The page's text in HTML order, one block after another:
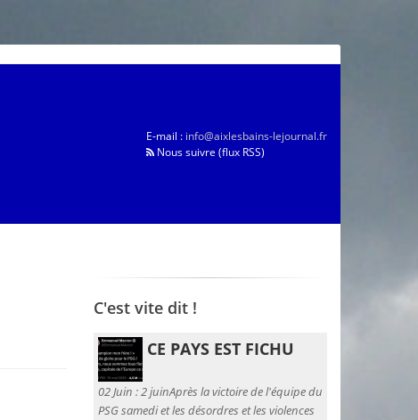
E-mail : info@aixlesbains-lejournal.fr
Nous suivre (flux RSS)
C'est vite dit !
CE PAYS EST FICHU
02 Juin :2 juinAprès la victoire de l'équipe du
PSG samedi et les désordres et les violences